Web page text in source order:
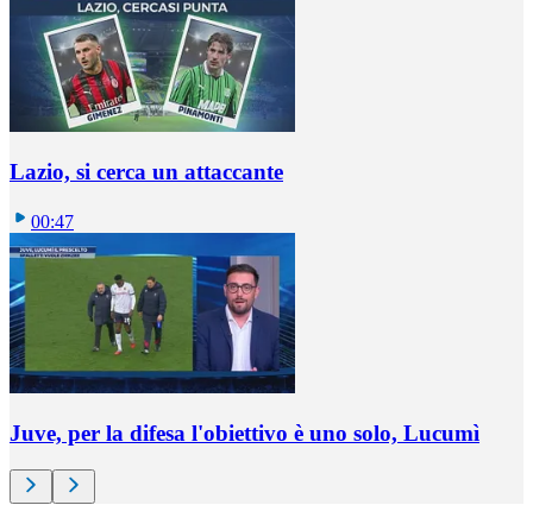
Lazio, si cerca un attaccante
00:47
Juve, per la difesa l'obiettivo è uno solo, Lucumì